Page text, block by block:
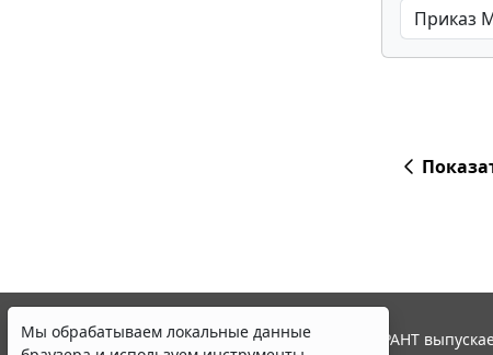
Мы обрабатываем локальные данные
© ООО "НПП "ГАРАНТ-СЕРВИС", 2026. Система ГАРАНТ